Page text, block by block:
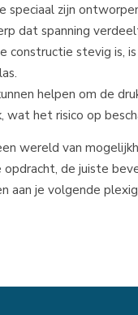
speciaal zijn
dat spanning
constructie stevig is,
helpen om de
het risico op
wereld van
de juiste
aan je volgende